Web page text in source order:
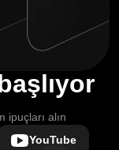
ipuçları alın
YouTube